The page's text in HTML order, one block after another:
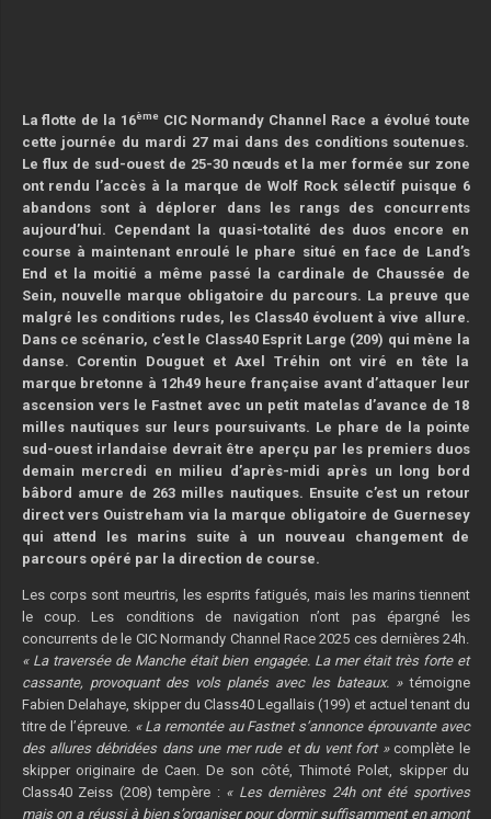
La flotte de la 16èmeCIC Normandy Channel Race a évolué toute
cette journée du mardi 27 mai dans des conditions soutenues.
Le flux de sud-ouest de 25-30 nœuds et la mer formée sur zone
ont rendu l’accès à la marque de Wolf Rock sélectif puisque 6
abandons sont à déplorer dans les rangs des concurrents
aujourd’hui. Cependant la quasi-totalité des duos encore en
course à maintenant enroulé le phare situé en face de Land’s
End et la moitié a même passé la cardinale de Chaussée de
Sein, nouvelle marque obligatoire du parcours. La preuve que
malgré les conditions rudes, les Class40 évoluent à vive allure.
Dans ce scénario, c’est le Class40 Esprit Large (209) qui mène la
danse. Corentin Douguet et Axel Tréhin ont viré en tête la
marque bretonne à 12h49 heure française avant d’attaquer leur
ascension vers le Fastnet avec un petit matelas d’avance de 18
milles nautiques sur leurs poursuivants. Le phare de la pointe
sud-ouest irlandaise devrait être aperçu par les premiers duos
demain mercredi en milieu d’après-midi après un long bord
bâbord amure de 263 milles nautiques. Ensuite c’est un retour
direct vers Ouistreham via la marque obligatoire de Guernesey
qui attend les marins suite à un nouveau changement de
parcours opéré par la direction de course.
Les corps sont meurtris, les esprits fatigués, mais les marins tiennent
le coup. Les conditions de navigation n’ont pas épargné les
concurrents de le CIC Normandy Channel Race 2025 ces dernières 24h.
« La traversée de Manche était bien engagée. La mer était très forte et
cassante, provoquant des vols planés avec les bateaux. »témoigne
Fabien Delahaye, skipper du Class40 Legallais (199) et actuel tenant du
titre de l’épreuve. « La remontée au Fastnet s’annonce éprouvante avec
des allures débridées dans une mer rude et du vent fort »complète le
skipper originaire de Caen. De son côté, Thimoté Polet, skipper du
Class40 Zeiss (208) tempère : « Les dernières 24h ont été sportives
mais on a réussi à bien s’organiser pour dormir suffisamment en amont